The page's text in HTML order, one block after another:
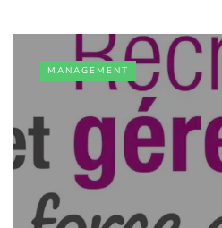
MANAGEMENT